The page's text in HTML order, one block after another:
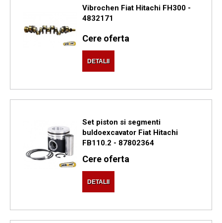
Vibrochen Fiat Hitachi FH300 -
4832171
Cere oferta
DETALII
Set piston si segmenti
buldoexcavator Fiat Hitachi
FB110.2 - 87802364
Cere oferta
DETALII